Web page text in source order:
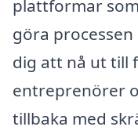
plattformar
göra
dig att nå ut till
entreprenörer
tillbaka med